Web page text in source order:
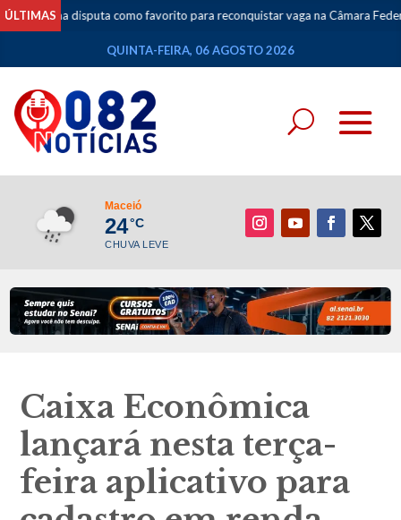
ÚLTIMAS
na disputa como favorito para reconquistar vaga na Câmara Federal •
QUINTA-FEIRA, 06 AGOSTO 2026
Maceió
24°C
CHUVA LEVE
Caixa Econômica
lançará nesta terça-
feira aplicativo para